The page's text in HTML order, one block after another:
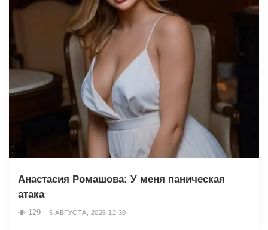
Анастасия Ромашова: У меня паническая
атака
129 5 АВГУСТА, 2026 12:30